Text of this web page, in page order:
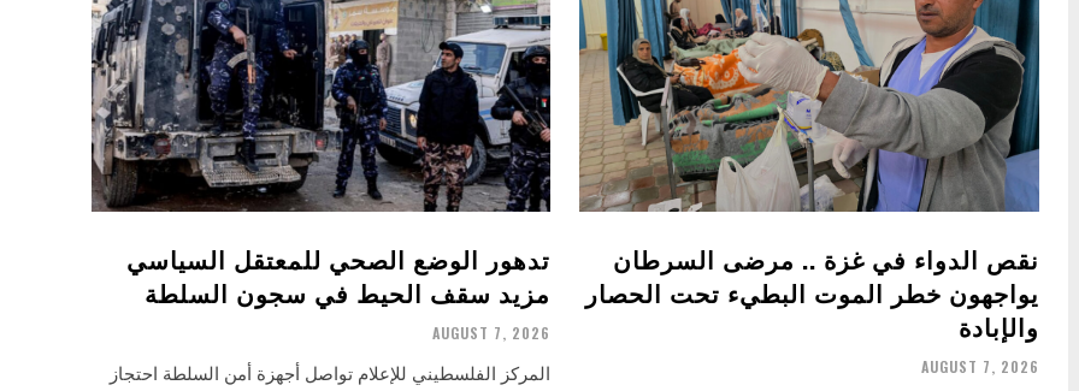
تدهور الوضع الصحي للمعتقل السياسي
مزيد سقف الحيط في سجون السلطة
AUGUST 7, 2026
المركز الفلسطيني للإعلام تواصل أجهزة أمن السلطة احتجاز
نقص الدواء في غزة .. مرضى السرطان
يواجهون خطر الموت البطيء تحت الحصار
والإبادة
AUGUST 7, 2026